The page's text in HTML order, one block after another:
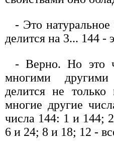
- Это
делится на 3... 144 -
- Верно. Но это
многими
делится не
многие другие
числа 144: 1 и 144;
6 и 24; 8 и 18; 12 -